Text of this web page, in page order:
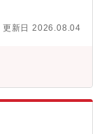
場の老舗京都メー
」を元に「エネル
（車の空気圧
療機器、車載、
向け製品にも力を
125日で働きやす
コアタイム無）■
り■確定拠出型年
とを目指してい
金の体験を大き
サービスを共創す
「資金管理体
を中心として事
融インフラその
ットフォーム」
の暮らしや事業
更新日 2026.08.04